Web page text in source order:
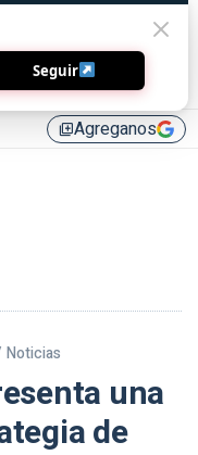
library_addAgreganos
Noticias
una
de
Seguir